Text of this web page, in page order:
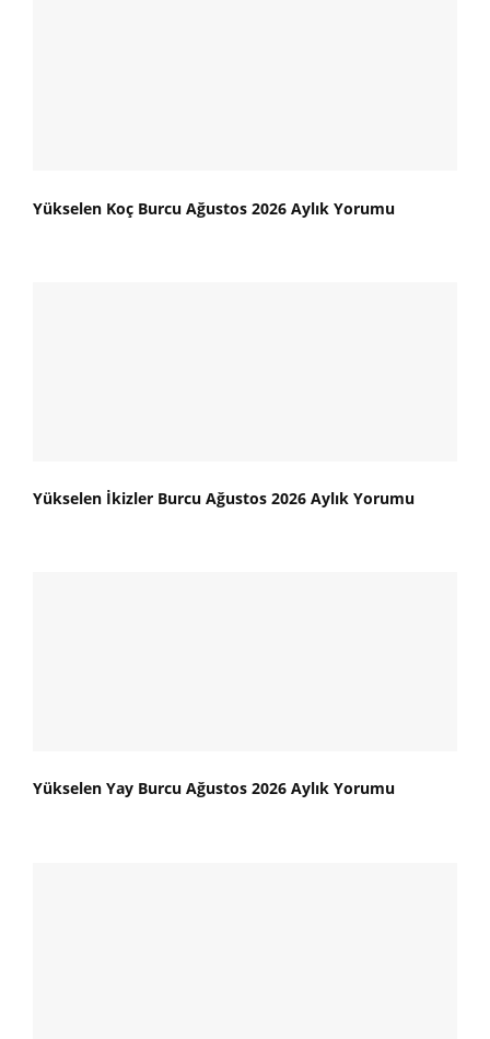
Yükselen Koç Burcu Ağustos 2026 Aylık Yorumu
Yükselen İkizler Burcu Ağustos 2026 Aylık Yorumu
Yükselen Yay Burcu Ağustos 2026 Aylık Yorumu